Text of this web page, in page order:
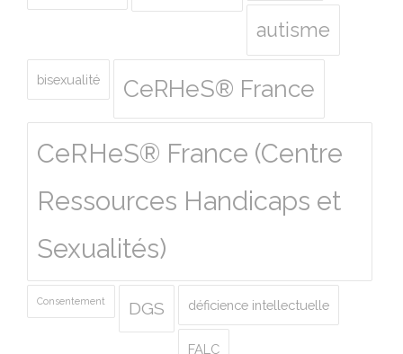
autisme
bisexualité CeRHeS® France
CeRHeS® France (Centre
Ressources Handicaps et
Sexualités)
Consentement DGS déficience intellectuelle
FALC